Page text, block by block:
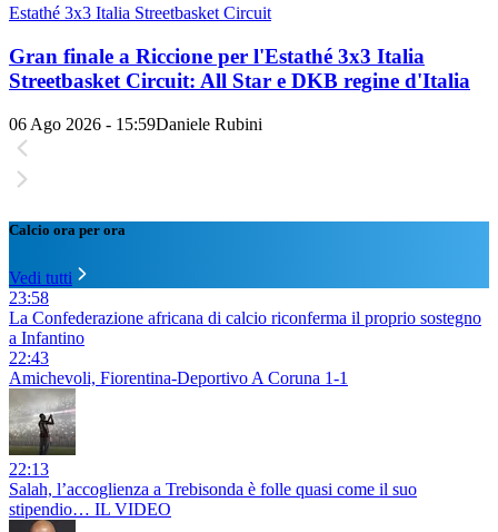
Estathé 3x3 Italia Streetbasket Circuit
Gran finale a Riccione per l'Estathé 3x3 Italia
Streetbasket Circuit: All Star e DKB regine d'Italia
06 Ago 2026 - 15:59Daniele Rubini
Calcio ora per ora
Vedi tutti
23:58
La Confederazione africana di calcio riconferma il proprio sostegno
a Infantino
22:43
Amichevoli, Fiorentina-Deportivo A Coruna 1-1
22:13
Salah, l’accoglienza a Trebisonda è folle quasi come il suo
stipendio… IL VIDEO